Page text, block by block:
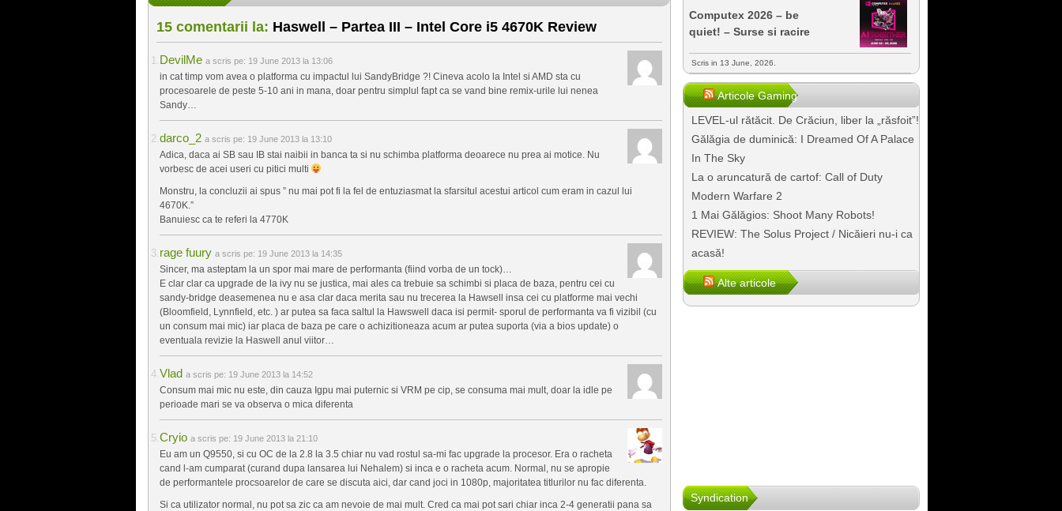
15 comentarii la: Haswell – Partea III – Intel Core i5 4670K Review
DevilMe a scris pe: 19 June 2013 la 13:06
in cat timp vom avea o platforma cu impactul lui SandyBridge ?! Cineva acolo la Intel si AMD sta cu
procesoarele de peste 5-10 ani in mana, doar pentru simplul fapt ca se vand bine remix-urile lui nenea
Sandy…
darco_2 a scris pe: 19 June 2013 la 13:10
Adica, daca ai SB sau IB stai naibii in banca ta si nu schimba platforma deoarece nu prea ai motice. Nu
vorbesc de acei useri cu pitici multi
Monstru, la concluzii ai spus ” nu mai pot fi la fel de entuziasmat la sfarsitul acestui articol cum eram in cazul lui
4670K.”
Banuiesc ca te referi la 4770K
rage fuury a scris pe: 19 June 2013 la 14:35
Sincer, ma asteptam la un spor mai mare de performanta (fiind vorba de un tock)…
E clar clar ca upgrade de la ivy nu se justica, mai ales ca trebuie sa schimbi si placa de baza, pentru cei cu
sandy-bridge deasemenea nu e asa clar daca merita sau nu trecerea la Hawsell insa cei cu platforme mai vechi
(Bloomfield, Lynnfield, etc. ) ar putea sa faca saltul la Hawswell daca isi permit- sporul de performanta va fi vizibil (cu
un consum mai mic) iar placa de baza pe care o achizitioneaza acum ar putea suporta (via a bios update) o
eventuala revizie la Haswell anul viitor…
Vlad a scris pe: 19 June 2013 la 14:52
Consum mai mic nu este, din cauza Igpu mai puternic si VRM pe cip, se consuma mai mult, doar la idle pe
perioade mari se va observa o mica diferenta
Cryio a scris pe: 19 June 2013 la 21:10
Eu am un Q9550, si cu OC de la 2.8 la 3.5 chiar nu vad rostul sa-mi fac upgrade la procesor. Era o racheta
cand l-am cumparat (curand dupa lansarea lui Nehalem) si inca e o racheta acum. Normal, nu se apropie
de performantele procsoarelor de care se discuta aici, dar cand joci in 1080p, majoritatea titlurilor nu fac diferenta.
Si ca utilizator normal, nu pot sa zic ca am nevoie de mai mult. Cred ca mai pot sari chiar inca 2-4 generatii pana sa
Computex 2026 – be
quiet! – Surse si racire
Scris in 13 June, 2026.
Articole Gaming
LEVEL-ul rătăcit. De Crăciun, liber la „răsfoit”!
Gălăgia de duminică: I Dreamed Of A Palace
In The Sky
La o aruncatură de cartof: Call of Duty
Modern Warfare 2
1 Mai Gălăgios: Shoot Many Robots!
REVIEW: The Solus Project / Nicăieri nu-i ca
acasă!
Alte articole
Syndication